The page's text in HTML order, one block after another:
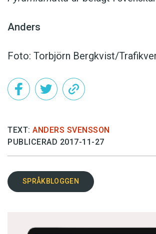
Anders
Foto: Torbjörn Bergkvist/
TEXT: ANDERS SVENSSON
PUBLICERAD 2017-11-27
SPRÅKBLOGGEN